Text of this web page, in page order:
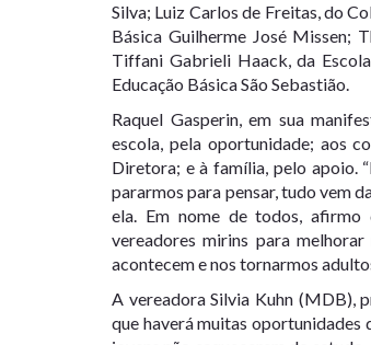
Silva; Luiz Carlos de Freitas, do
Básica Guilherme José Missen;
Tiffani Gabrieli Haack, da
Educação Básica São Sebastião.
Raquel Gasperin, em sua
escola, pela oportunidade; aos
Diretora; e à família, pelo apoio.
pararmos para pensar, tudo vem
ela. Em nome de todos, afirmo
vereadores mirins para
acontecem e nos tornarmos
A vereadora Silvia Kuhn (MDB),
que haverá muitas oportunidades